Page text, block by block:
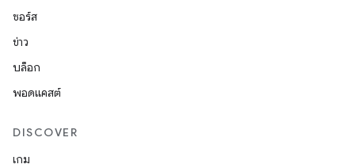
ซอร์ส
ข่าว
บล็อก
พอดแคสต์
DISCOVER
เกม